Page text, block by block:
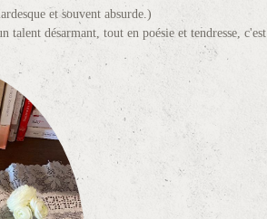
et souvent absurde.)
désarmant, tout en poésie et tendresse, c'est